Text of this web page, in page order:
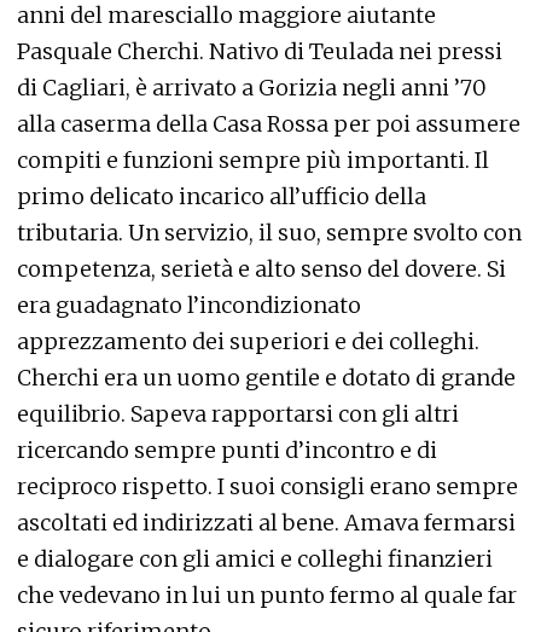
anni del maresciallo maggiore aiutante
Pasquale Cherchi. Nativo di Teulada nei pressi
di Cagliari, è arrivato a Gorizia negli anni ’70
alla caserma della Casa Rossa per poi assumere
compiti e funzioni sempre più importanti. Il
primo delicato incarico all’ufficio della
tributaria. Un servizio, il suo, sempre svolto con
competenza, serietà e alto senso del dovere. Si
era guadagnato l’incondizionato
apprezzamento dei superiori e dei colleghi.
Cherchi era un uomo gentile e dotato di grande
equilibrio. Sapeva rapportarsi con gli altri
ricercando sempre punti d’incontro e di
reciproco rispetto. I suoi consigli erano sempre
ascoltati ed indirizzati al bene. Amava fermarsi
e dialogare con gli amici e colleghi finanzieri
che vedevano in lui un punto fermo al quale far